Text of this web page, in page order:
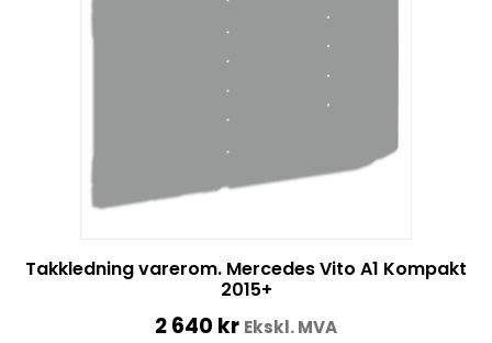
Takkledning varerom. Mercedes Vito A1 Kompakt
2015+
2 640 kr Ekskl. MVA